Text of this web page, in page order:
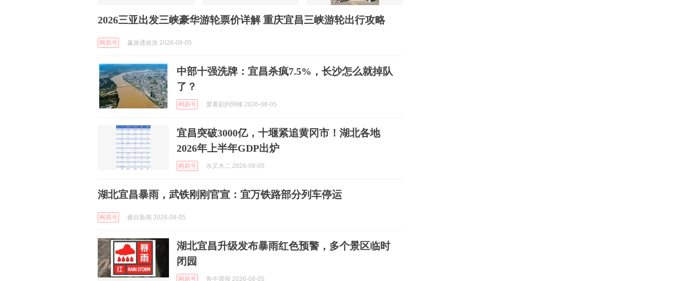
2026三亚出发三峡豪华游轮票价详解 重庆宜昌三峡游轮出行攻略
网易号 赢旅通旅游 2026-08-05
中部十强洗牌：宜昌杀疯7.5%，长沙怎么就掉队
了？
网易号 爱看剧的阿峰 2026-08-05
宜昌突破3000亿，十堰紧追黄冈市！湖北各地
2026年上半年GDP出炉
网易号 水又木二 2026-08-05
湖北宜昌暴雨，武铁刚刚官宣：宜万铁路部分列车停运
网易号 极目新闻 2026-08-05
湖北宜昌升级发布暴雨红色预警，多个景区临时
闭园
网易号 鲁中晨报 2026-08-05